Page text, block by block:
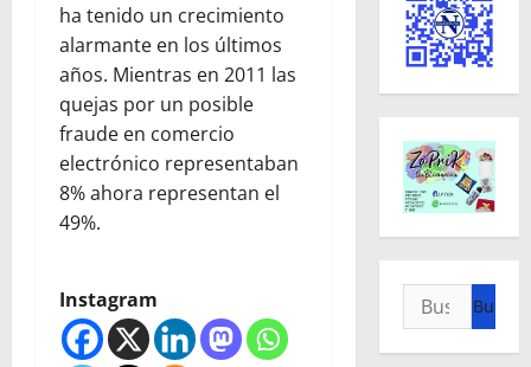
ha tenido un crecimiento
alarmante en los últimos
años. Mientras en 2011 las
quejas por un posible
fraude en comercio
electrónico representaban
8% ahora representan el
49%.
Instagram Buscar: